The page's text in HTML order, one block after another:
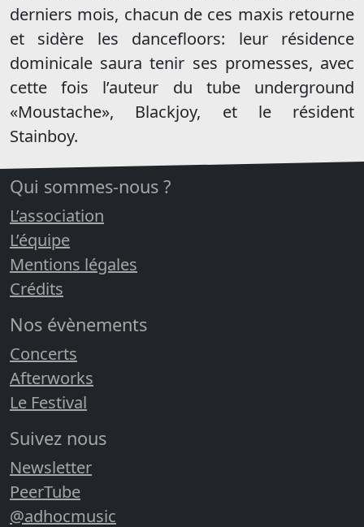
derniers mois, chacun de ces maxis retourne
et sidère les dancefloors: leur résidence
dominicale saura tenir ses promesses, avec
cette fois l’auteur du tube underground
«Moustache», Blackjoy, et le résident
Stainboy.
Qui sommes-nous ?
L’association
L’équipe
Mentions légales
Crédits
Nos évènements
Concerts
Afterworks
Le Festival
Suivez nous
Newsletter
PeerTube
@adhocmusic